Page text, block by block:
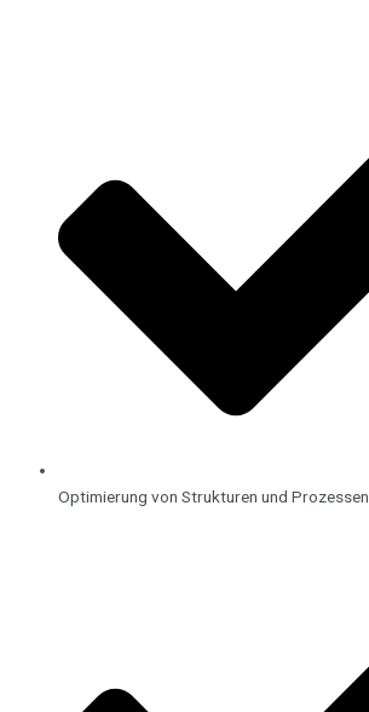
Optimierung von Strukturen und Prozessen